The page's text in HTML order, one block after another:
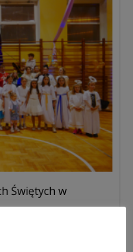
Świętych w